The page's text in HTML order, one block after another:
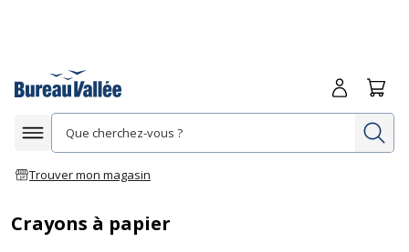
Afficher la navigation
Trouver mon magasin
Me
Crayons à papier